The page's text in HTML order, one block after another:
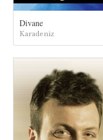
Divane
Karadeniz